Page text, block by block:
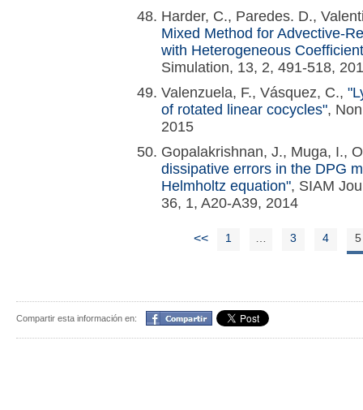
Harder, C., Paredes. D.,
Mixed Method for Advective-
with Heterogeneous
Simulation, 13, 2, 491-518,
Valenzuela, F., Vásquez, C.,
of rotated linear cocycles",
2015
Gopalakrishnan, J., Muga, I.,
dissipative errors in the DPG
Helmholtz equation", SIAM
36, 1, A20-A39, 2014
<< 1 3 4 5
Compartir esta información en: Compartir